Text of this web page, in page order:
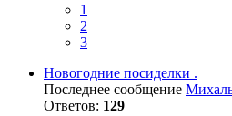
1
2
3
Новогодние посиделки .
Последнее сообщение
Ответов: 129